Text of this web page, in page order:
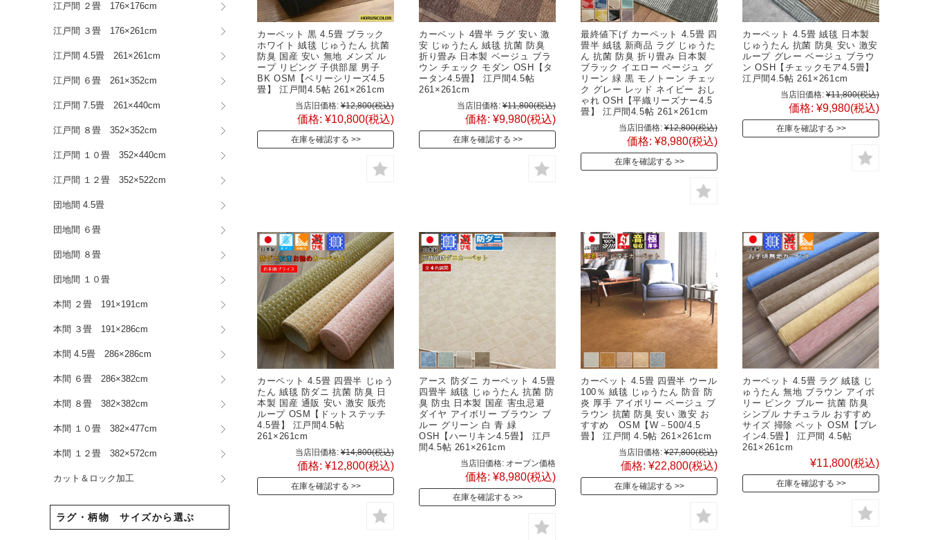
カーペット 黒 4.5畳 ブラック
ホワイト 絨毯 じゅうたん 抗菌
防臭 国産 安い 無地 メンズ ル
ープ リビング 子供部屋 男子
BK OSM【ベリーシリーズ4.5
畳】 江戸間4.5帖 261×261cm
当店旧価格: ¥12,800(税込)
価格: ¥10,800(税込)
在庫を確認する
カーペット 4畳半 ラグ 安い 激
安 じゅうたん 絨毯 抗菌 防臭
折り畳み 日本製 ベージュ ブラ
ウン チェック モダン OSH【タ
ータン4.5畳】 江戸間4.5帖
261×261cm
当店旧価格: ¥11,800(税込)
価格: ¥9,980(税込)
在庫を確認する
最終値下げ カーペット 4.5畳 四
畳半 絨毯 新商品 ラグ じゅうた
ん 抗菌 防臭 折り畳み 日本製
ブラック イエロー ベージュ グ
リーン 緑 黒 モノトーン チェッ
ク グレー レッド ネイビー おし
ゃれ OSH【平織リーズナー4.5
畳】 江戸間4.5帖 261×261cm
当店旧価格: ¥12,800(税込)
価格: ¥8,980(税込)
在庫を確認する
カーペット 4.5畳 絨毯 日本製
じゅうたん 抗菌 防臭 安い 激安
ループ グレー ベージュ ブラウ
ン OSH【チェックモア4.5畳】
江戸間4.5帖 261×261cm
当店旧価格: ¥11,800(税込)
価格: ¥9,980(税込)
在庫を確認する
カーペット 4.5畳 四畳半 じゅう
たん 絨毯 防ダニ 抗菌 防臭 日
本製 国産 通販 安い 激安 販売
ループ OSM【ドットステッチ
4.5畳】 江戸間4.5帖
261×261cm
当店旧価格: ¥14,800(税込)
価格: ¥12,800(税込)
在庫を確認する
アース 防ダニ カーペット 4.5畳
四畳半 絨毯 じゅうたん 抗菌 防
臭 防虫 日本製 国産 害虫忌避
ダイヤ アイボリー ブラウン ブ
ルー グリーン 白 青 緑
OSH【ハーリキン4.5畳】 江戸
間4.5帖 261×261cm
当店旧価格: オープン価格
価格: ¥8,980(税込)
在庫を確認する
カーペット 4.5畳 四畳半 ウール
100％ 絨毯 じゅうたん 防音 防
炎 厚手 アイボリー ベージュ ブ
ラウン 抗菌 防臭 安い 激安 お
すすめ OSM【W－500/4.5
畳】 江戸間 4.5帖 261×261cm
当店旧価格: ¥27,800(税込)
価格: ¥22,800(税込)
在庫を確認する
カーペット 4.5畳 ラグ 絨毯 じ
ゅうたん 無地 ブラウン アイボ
リー ピンク ブルー 抗菌 防臭
シンプル ナチュラル おすすめ
サイズ 掃除 ペット OSM【プレ
イン4.5畳】 江戸間 4.5帖
261×261cm
¥11,800(税込)
在庫を確認する
江戸間 ２畳 176×176cm
江戸間 ３畳 176×261cm
江戸間 4.5畳 261×261cm
江戸間 ６畳 261×352cm
江戸間 7.5畳 261×440cm
江戸間 ８畳 352×352cm
江戸間 １０畳 352×440cm
江戸間 １２畳 352×522cm
団地間 4.5畳
団地間 ６畳
団地間 ８畳
団地間 １０畳
本間 ２畳 191×191cm
本間 ３畳 191×286cm
本間 4.5畳 286×286cm
本間 ６畳 286×382cm
本間 ８畳 382×382cm
本間 １０畳 382×477cm
本間 １２畳 382×572cm
カット＆ロック加工
ラグ・柄物 サイズから選ぶ